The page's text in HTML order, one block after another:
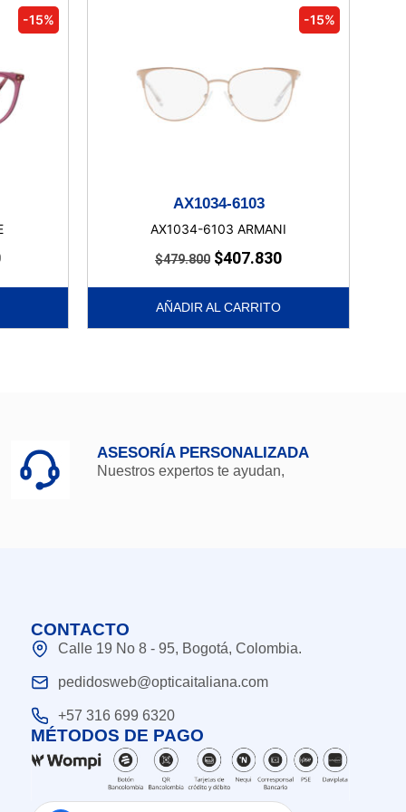
-15% -15%
AX1034-6103
AX1034-6103 ARMANI
$479.800 $407.830
AÑADIR AL CARRITO
ASESORÍA PERSONALIZADA
Nuestros expertos te ayudan,
CONTACTO
Calle 19 No 8 - 95, Bogotá, Colombia.
pedidosweb@opticaitaliana.com
+57 316 699 6320
MÉTODOS DE PAGO